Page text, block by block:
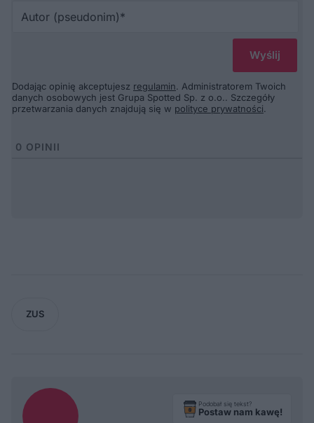
Dodając opinię akceptujesz regulamin. Administratorem Twoich
danych osobowych jest Grupa Spotted Sp. z o.o.. Szczegóły
przetwarzania danych znajdują się w polityce prywatności.
0 OPINII
ZUS
Podobał się tekst?
Postaw nam kawę!